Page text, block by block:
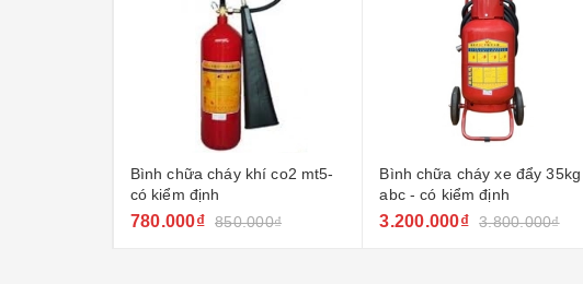
Bình chữa cháy xe đẩy 35kg
abc - có kiểm định
3.200.000₫ 3.800.000₫
Kệ để 2 bình chữa cháy
165.000₫ 215.000₫